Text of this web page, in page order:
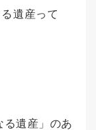
る遺産って
る遺産」のあ